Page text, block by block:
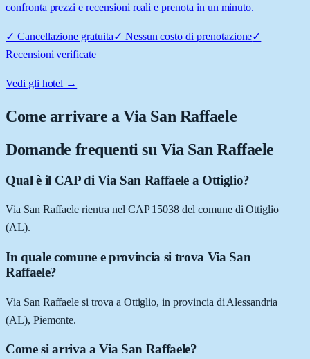
confronta prezzi e recensioni reali e prenota in un minuto.
✓ Cancellazione gratuita✓ Nessun costo di prenotazione✓
Recensioni verificate
Vedi gli hotel →
Come arrivare aVia San Raffaele
Domande frequenti su Via San Raffaele
Qual è il CAP di Via San Raffaele a Ottiglio?
Via San Raffaele rientra nel CAP 15038 del comune di Ottiglio
(AL).
In quale comune e provincia si trova Via San
Raffaele?
Via San Raffaele si trova a Ottiglio, in provincia di Alessandria
(AL), Piemonte.
Come si arriva a Via San Raffaele?